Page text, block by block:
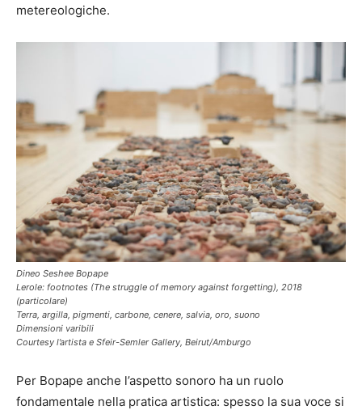
metereologiche.
Dineo Seshee Bopape
Lerole: footnotes (The struggle of memory against forgetting), 2018
(particolare)
Terra, argilla, pigmenti, carbone, cenere, salvia, oro, suono
Dimensioni varibili
Courtesy l’artista e Sfeir-Semler Gallery, Beirut/Amburgo
Per Bopape anche l’aspetto sonoro ha un ruolo
fondamentale nella pratica artistica: spesso la sua voce si